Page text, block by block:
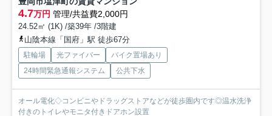
4.7万円 管理/共益費2,000円
24.52㎡ (1K) /築39年 /3階建
山陰本線「国府」駅 徒歩67分
駐輪場 光ファイバー
バイク置場あり
24時間緊急通報システム
公共下水
オール電化◇コンビニやドラッグストアなどが徒歩圏内です◎温水洗浄
付きのトイレやモニタ付きドアホン設置